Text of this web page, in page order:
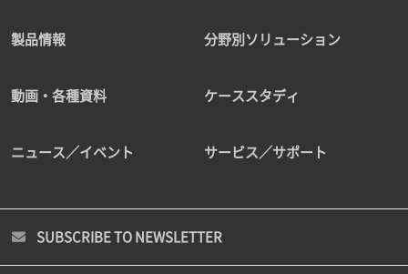
製品情報 分野別ソリューション
動画・各種資料 ケーススタディ
ニュース／イベント サービス／サポート
SUBSCRIBE TO NEWSLETTER